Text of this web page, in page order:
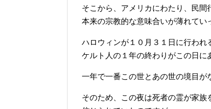
そこから、アメリカにわたり、民間
本来の宗教的な意味合いが薄れてい
ハロウィンが１０月３１日に行われ
ケルト人の１年の終わりがこの日に
一年で一番この世とあの世の境目が
そのため、この夜は死者の霊が家族